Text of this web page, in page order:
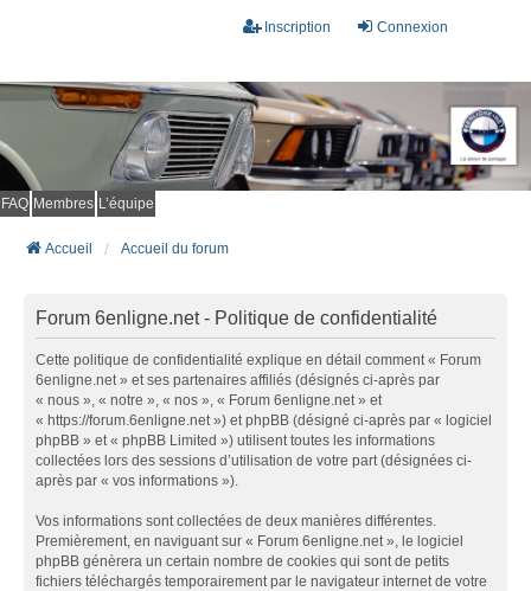
Connexion
Inscription
FAQ Membres L’équipe
Accueil Accueil du forum
Forum 6enligne.net - Politique de confidentialité
Cette politique de confidentialité explique en détail comment « Forum
6enligne.net » et ses partenaires affiliés (désignés ci-après par
« nous », « notre », « nos », « Forum 6enligne.net » et
« https://forum.6enligne.net ») et phpBB (désigné ci-après par « logiciel
phpBB » et « phpBB Limited ») utilisent toutes les informations
collectées lors des sessions d’utilisation de votre part (désignées ci-
après par « vos informations »).
Vos informations sont collectées de deux manières différentes.
Premièrement, en naviguant sur « Forum 6enligne.net », le logiciel
phpBB génèrera un certain nombre de cookies qui sont de petits
fichiers téléchargés temporairement par le navigateur internet de votre